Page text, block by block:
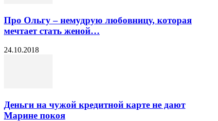
Про Ольгу – немудрую любовницу, которая
мечтает стать женой…
24.10.2018
Деньги на чужой кредитной карте не дают
Марине покоя